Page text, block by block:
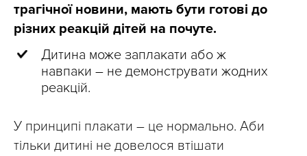
трагічної новини, мають бути готові до
різних реакцій дітей на почуте.
Дитина може заплакати або ж
навпаки – не демонструвати жодних
реакцій.
У принципі плакати – це нормально. Аби
тільки дитині не довелося втішати